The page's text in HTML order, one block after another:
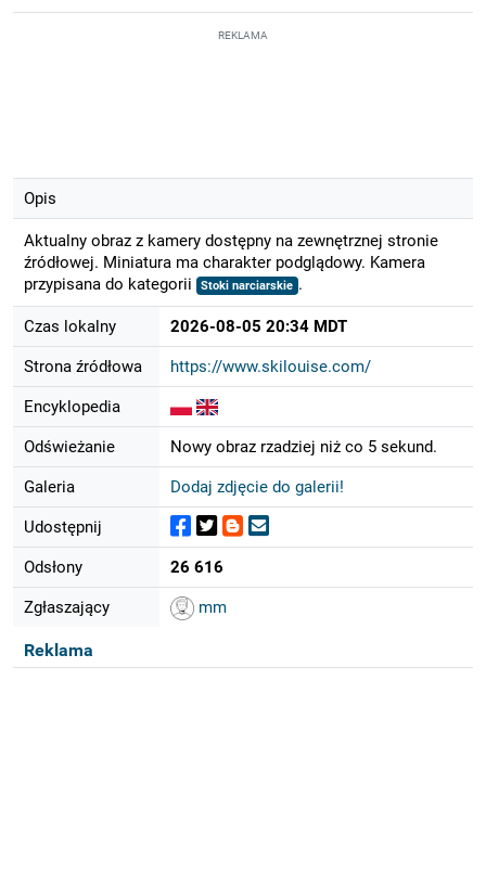
REKLAMA
Opis
Aktualny obraz z kamery dostępny na zewnętrznej stronie
źródłowej. Miniatura ma charakter podglądowy. Kamera
przypisana do kategorii
Stoki narciarskie .
Czas lokalny 2026-08-05 20:34 MDT
Strona źródłowa https://www.skilouise.com/
Encyklopedia
Odświeżanie Nowy obraz rzadziej niż co 5 sekund.
Galeria Dodaj zdjęcie do galerii!
Udostępnij
Odsłony 26 616
Zgłaszający mm
Reklama